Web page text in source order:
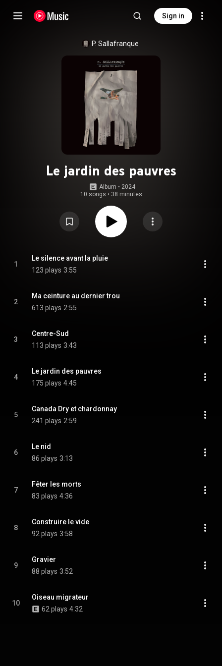
Sign in
P. Sallafranque
Le jardin des pauvres
Album • 2024
10 songs • 38 minutes
1
Le silence avant la pluie
123 plays 3:55
2
Ma ceinture au dernier trou
613 plays 2:55
3
Centre-Sud
113 plays 3:43
4
Le jardin des pauvres
175 plays 4:45
5
Canada Dry et chardonnay
241 plays 2:59
6
Le nid
86 plays 3:13
7
Fêter les morts
83 plays 4:36
8
Construire le vide
92 plays 3:58
9
Gravier
88 plays 3:52
10
Oiseau migrateur
62 plays 4:32